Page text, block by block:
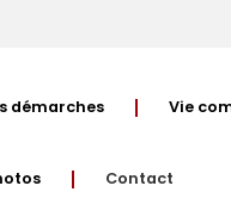
démarches Vie
Contact